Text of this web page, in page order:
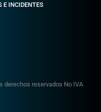
derechos reservados No IVA
E INCIDENTES